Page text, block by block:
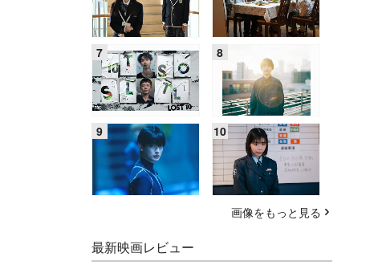
画像をもっと見る
最新映画レビュー